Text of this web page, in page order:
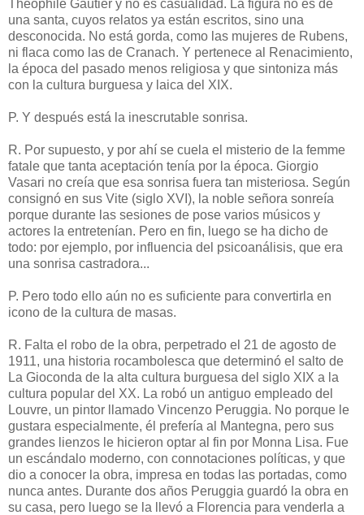
Théophile Gautier y no es casualidad. La figura no es de
una santa, cuyos relatos ya están escritos, sino una
desconocida. No está gorda, como las mujeres de Rubens,
ni flaca como las de Cranach. Y pertenece al Renacimiento,
la época del pasado menos religiosa y que sintoniza más
con la cultura burguesa y laica del XIX.
P. Y después está la inescrutable sonrisa.
R. Por supuesto, y por ahí se cuela el misterio de la femme
fatale que tanta aceptación tenía por la época. Giorgio
Vasari no creía que esa sonrisa fuera tan misteriosa. Según
consignó en sus Vite (siglo XVI), la noble señora sonreía
porque durante las sesiones de pose varios músicos y
actores la entretenían. Pero en fin, luego se ha dicho de
todo: por ejemplo, por influencia del psicoanálisis, que era
una sonrisa castradora...
P. Pero todo ello aún no es suficiente para convertirla en
icono de la cultura de masas.
R. Falta el robo de la obra, perpetrado el 21 de agosto de
1911, una historia rocambolesca que determinó el salto de
La Gioconda de la alta cultura burguesa del siglo XIX a la
cultura popular del XX. La robó un antiguo empleado del
Louvre, un pintor llamado Vincenzo Peruggia. No porque le
gustara especialmente, él prefería al Mantegna, pero sus
grandes lienzos le hicieron optar al fin por Monna Lisa. Fue
un escándalo moderno, con connotaciones políticas, y que
dio a conocer la obra, impresa en todas las portadas, como
nunca antes. Durante dos años Peruggia guardó la obra en
su casa, pero luego se la llevó a Florencia para venderla a